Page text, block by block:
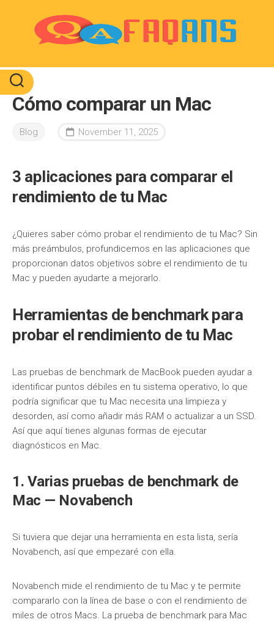
Cómo comparar un Mac
Blog November 11, 2025
3 aplicaciones para comparar el
rendimiento de tu Mac
¿Quieres saber cómo probar el rendimiento de tu Mac? Sin
más preámbulos, profundicemos en las aplicaciones que
proporcionan datos objetivos sobre el rendimiento de tu
Mac y pueden ayudarte a mejorarlo.
Herramientas de benchmark para
probar el rendimiento de tu Mac
Las pruebas de benchmark de MacBook pueden ayudar a
identificar puntos débiles en tu sistema operativo, lo que
podría significar que tu Mac necesita una limpieza y
desorden, así como añadir más RAM o actualizar a un SSD.
Así que aquí tienes algunas formas de ejecutar
diagnósticos en Mac.
1. Varias pruebas de benchmark de
Mac — Novabench
Si tuviera que dejar una herramienta en esta lista, sería
Novabench, así que empezaré con ella.
Novabench mide el rendimiento de tu Mac y te permite
compararlo con la línea de base o con el rendimiento de
miles de otros Macs. La prueba de benchmark para Mac